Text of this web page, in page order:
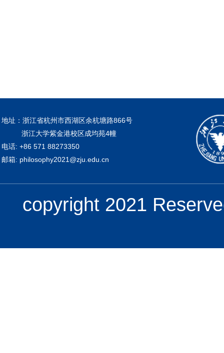
地址：浙江省杭州市西湖区余杭塘路866号
浙江大学紫金港校区成均苑4幢
电话: +86 571 88273350
邮箱: philosophy2021@zju.edu.cn
copyright 2021